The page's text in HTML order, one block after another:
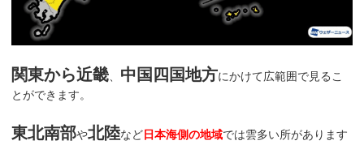
関東から近畿 中国四国地方にかけて広範囲で見るこ
とができます。
東北南部や北陸など日本海側の地域では雲多い所があります